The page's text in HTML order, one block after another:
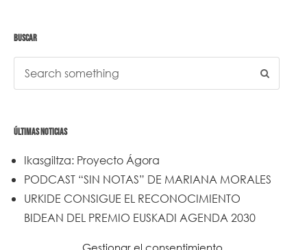
Gestionar el consentimiento
BUSCAR
ÚLTIMAS NOTICIAS
Ikasgiltza: Proyecto Ágora
PODCAST “SIN NOTAS” DE MARIANA MORALES
URKIDE CONSIGUE EL RECONOCIMIENTO
BIDEAN DEL PREMIO EUSKADI AGENDA 2030